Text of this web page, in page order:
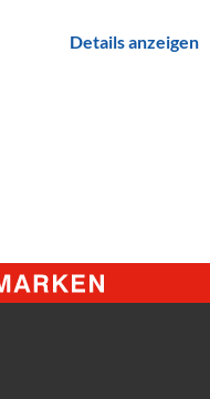
Details anzeigen